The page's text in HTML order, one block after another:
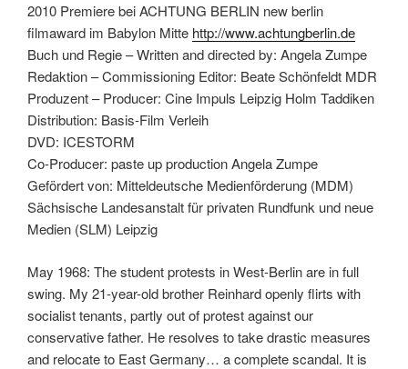
2010 Premiere bei ACHTUNG BERLIN new berlin
filmaward im Babylon Mitte http://www.achtungberlin.de
Buch und Regie – Written and directed by: Angela Zumpe
Redaktion – Commissioning Editor: Beate Schönfeldt MDR
Produzent – Producer: Cine Impuls Leipzig Holm Taddiken
Distribution: Basis-Film Verleih
DVD: ICESTORM
Co-Producer: paste up production Angela Zumpe
Gefördert von: Mitteldeutsche Medienförderung (MDM)
Sächsische Landesanstalt für privaten Rundfunk und neue
Medien (SLM) Leipzig
May 1968: The student protests in West-Berlin are in full
swing. My 21-year-old brother Reinhard openly flirts with
socialist tenants, partly out of protest against our
conservative father. He resolves to take drastic measures
and relocate to East Germany… a complete scandal. It is